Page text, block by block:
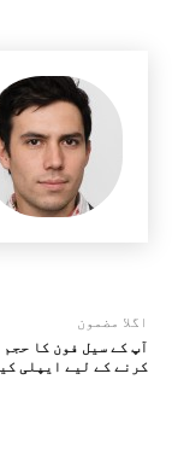
اگلا مضمون
آپ کے سیل فون کا
کرنے کے لیے ایپلی